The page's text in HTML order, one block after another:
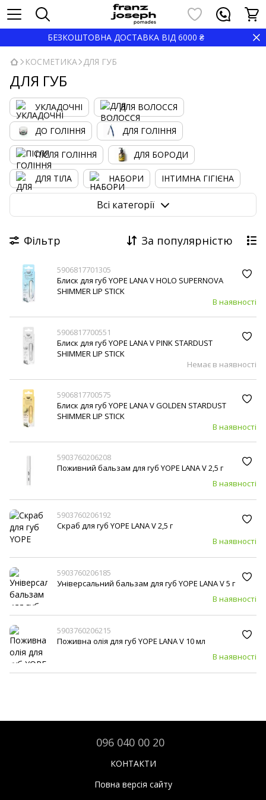
БЕЗКОШТОВНА ДОСТАВКА ВІД 6000 ₴
КОСМЕТИКА ДЛЯ ГУБ
ДЛЯ ГУБ
УКЛАДОЧНІ ДЛЯ ВОЛОССЯ
ДО ГОЛІННЯ ДЛЯ ГОЛІННЯ
ПІСЛЯ ГОЛІННЯ ДЛЯ БОРОДИ
ДЛЯ ТІЛА НАБОРИ ІНТИМНА ГІГІЄНА
ДОГЛЯД ЗА РУКАМИ
Всі категорії
Фільтр За популярністю
5906817701305
Блиск для губ YOPE LANA V HOLO SUPERNOVA
SHIMMER LIP STICK
В наявності
5906817700551
Блиск для губ YOPE LANA V PINK STARDUST
SHIMMER LIP STICK
Немає в наявності
5906817700575
Блиск для губ YOPE LANA V GOLDEN STARDUST
SHIMMER LIP STICK
В наявності
5903760206208
Поживний бальзам для губ YOPE LANA V 2,5 г
В наявності
5903760206192
Скраб для губ YOPE LANA V 2,5 г
В наявності
5903760206185
Універсальний бальзам для губ YOPE LANA V 5 г
В наявності
5903760206215
Поживна олія для губ YOPE LANA V 10 мл
В наявності
096 040 00 20
КОНТАКТИ
Повна версія сайту